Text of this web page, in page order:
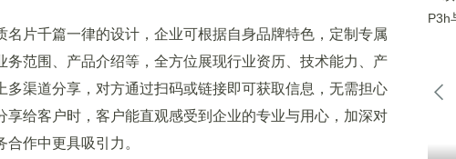
片千篇一律的设计，企业可根据自身品牌特色，定制专属
务范围、产品介绍等，全方位展现行业资历、技术能力、产
多渠道分享，对方通过扫码或链接即可获取信息，无需担心
享给客户时，客户能直观感受到企业的专业与用心，加深对
作中更具吸引力。